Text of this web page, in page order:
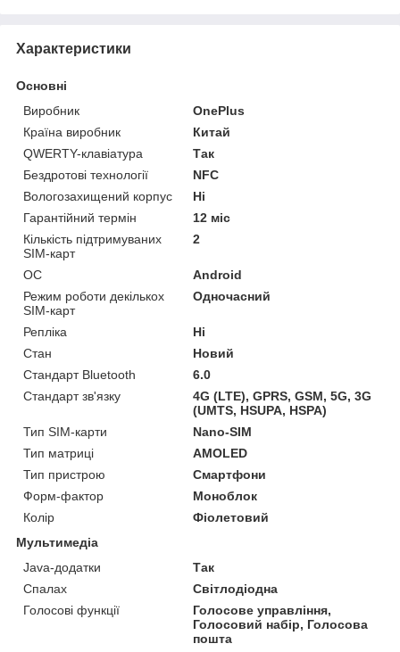
Характеристики
Основні
Виробник
OnePlus
Країна виробник
Китай
QWERTY-клавіатура
Так
Бездротові технології
NFC
Вологозахищений корпус
Ні
Гарантійний термін
12 міс
Кількість підтримуваних
SIM-карт
2
ОС
Android
Режим роботи декількох
SIM-карт
Одночасний
Репліка
Ні
Стан
Новий
Стандарт Bluetooth
6.0
Стандарт зв'язку
4G (LTE), GPRS, GSM, 5G, 3G
(UMTS, HSUPA, HSPA)
Тип SIM-карти
Nano-SIM
Тип матриці
AMOLED
Тип пристрою
Смартфони
Форм-фактор
Моноблок
Колір
Фіолетовий
Мультимедіа
Java-додатки
Так
Спалах
Світлодіодна
Голосові функції
Голосове управління,
Голосовий набір, Голосова
пошта